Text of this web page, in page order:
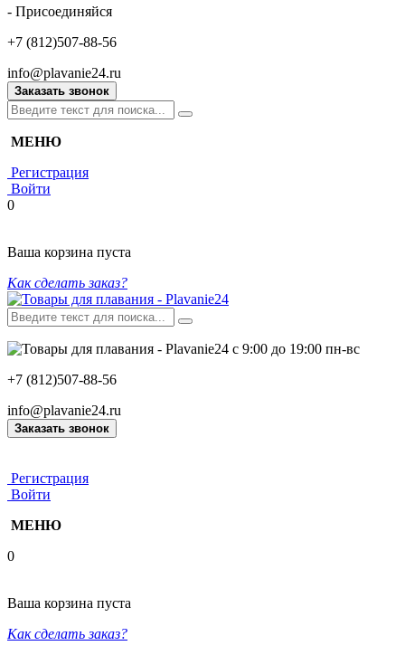
- Присоединяйся
+7 (812)507-88-56
info@plavanie24.ru
Заказать звонок
МЕНЮ
Регистрация
Войти
0
Ваша корзина пуста
Как сделать заказ?
с 9:00 до 19:00 пн-вс
+7 (812)507-88-56
info@plavanie24.ru
Заказать звонок
Регистрация
Войти
МЕНЮ
0
Ваша корзина пуста
Как сделать заказ?